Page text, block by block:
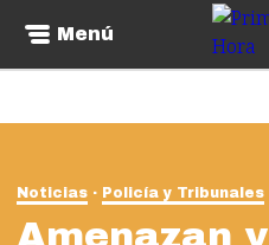
Menú
Noticias Policía y Tribunales
Amenazan y